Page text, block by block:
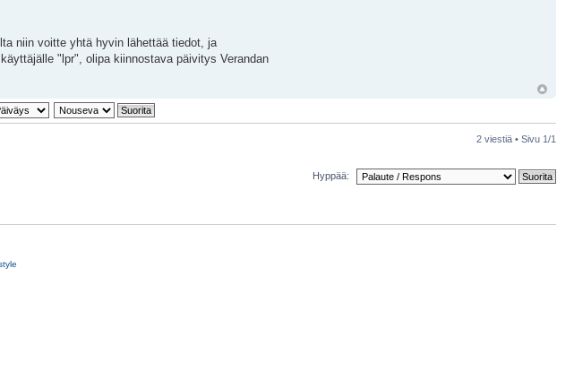
niin voitte yhtä hyvin lähettää tiedot, ja
käyttäjälle "lpr", olipa kiinnostava päivitys Verandan
2 viestiä • Sivu 1/1
Hyppää: